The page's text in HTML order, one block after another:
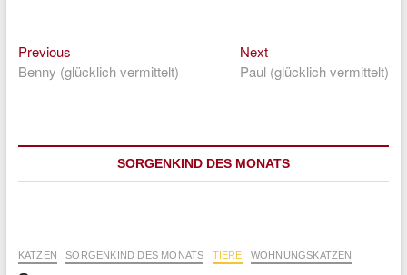
Beitragsnavigation
PreviousPrevious
post:
Benny (glücklich vermittelt)
NextNext
post:
Paul (glücklich vermittelt)
SORGENKIND DES MONATS
KATZEN SORGENKIND DES MONATS TIERE WOHNUNGSKATZEN